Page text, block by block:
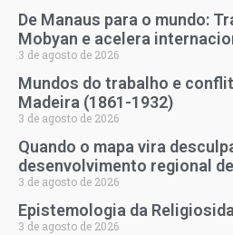
De Manaus para o mundo:
Mobyan e acelera
3 de agosto de 2026
Mundos do trabalho e
Madeira (1861-1932)
3 de agosto de 2026
Quando o mapa vira
desenvolvimento regional
3 de agosto de 2026
Epistemologia da
3 de agosto de 2026